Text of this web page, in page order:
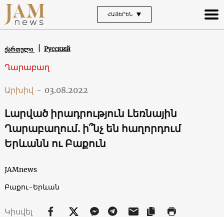
ՀԱՅԵՐԵՆ
ქართული Русский
Ղարաբաղ
Արխիվ - 03.08.2022
Լարված իրադրություն Լեռնային
Ղարաբաղում. ի՞նչ են հաղորդում
Երևանն ու Բաքուն
JAMnews
Բաքու-Երևան
Կիսվել